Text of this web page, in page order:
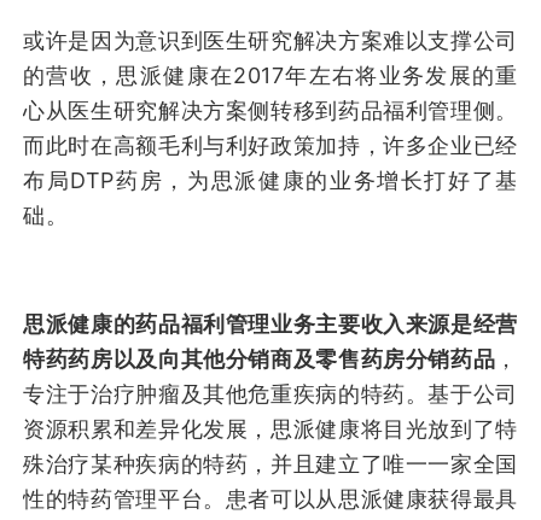
或许是因为意识到医生研究解决方案难以支撑公司
的营收，思派健康在2017年左右将业务发展的重
心从医生研究解决方案侧转移到药品福利管理侧。
而此时在高额毛利与利好政策加持，许多企业已经
布局DTP药房，为思派健康的业务增长打好了基
础。
思派健康的药品福利管理业务主要收入来源是经营
特药药房以及向其他分销商及零售药房分销药品 ，
专注于治疗肿瘤及其他危重疾病的特药。基于公司
资源积累和差异化发展，思派健康将目光放到了特
殊治疗某种疾病的特药，并且建立了唯一一家全国
性的特药管理平台。患者可以从思派健康获得最具